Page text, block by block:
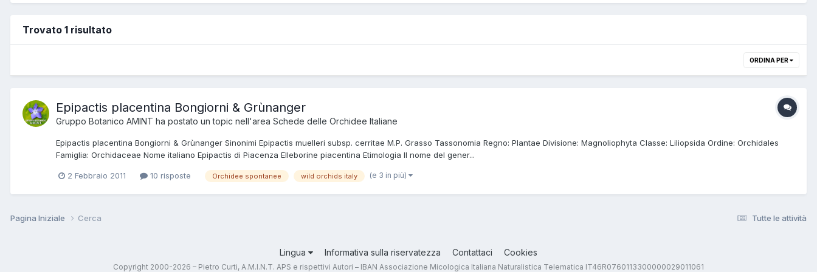
Trovato 1 risultato
ORDINA PER
Epipactis placentina Bongiorni & Grùnanger
Gruppo Botanico AMINT ha postato un topic nell'area Schede delle Orchidee Italiane
Epipactis placentina Bongiorni & Grùnanger Sinonimi Epipactis muelleri subsp. cerritae M.P. Grasso Tassonomia Regno: Plantae Divisione: Magnoliophyta Classe: Liliopsida Ordine: Orchidales
Famiglia: Orchidaceae Nome italiano Epipactis di Piacenza Elleborine piacentina Etimologia Il nome del gener...
2 Febbraio 2011 10 risposte Orchidee spontanee wild orchids italy (e 3 in più)
Tutte le attività
Pagina Iniziale Cerca
Lingua Informativa sulla riservatezza Contattaci Cookies
Copyright 2000-2026 – Pietro Curti, A.M.I.N.T. APS e rispettivi Autori – IBAN Associazione Micologica Italiana Naturalistica Telematica IT46R0760113300000029011061